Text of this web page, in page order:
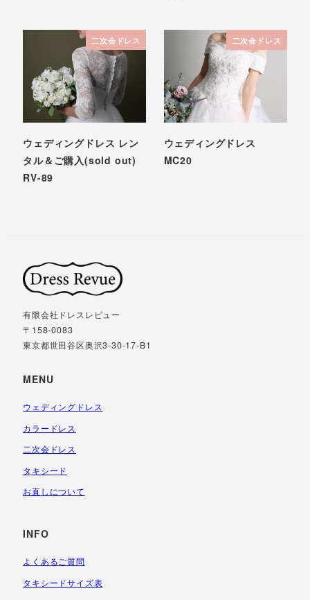
二次会ドレス
ウェディングドレス レン
タル＆ご購入(sold out)
RV-89
二次会ドレス
ウェディングドレス
MC20
有限会社ドレスレビュー
〒158-0083
東京都世田谷区奥沢3-30-17-B1
MENU
ウェディングドレス
カラードレス
二次会ドレス
タキシード
お直しについて
INFO
よくあるご質問
タキシードサイズ表